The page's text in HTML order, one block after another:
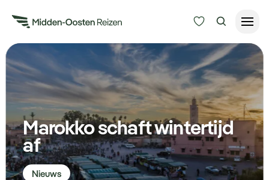
Alle bestemmingen
Type Reizen
Inspiratie
Reisduur
Budget
Zoeken
Marokko schaft wintertijd
af
Nieuws